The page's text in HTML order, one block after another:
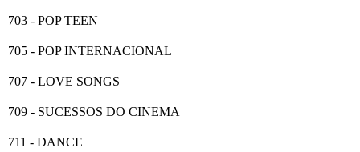
703 - POP TEEN
705 - POP INTERNACIONAL
707 - LOVE SONGS
709 - SUCESSOS DO CINEMA
711 - DANCE